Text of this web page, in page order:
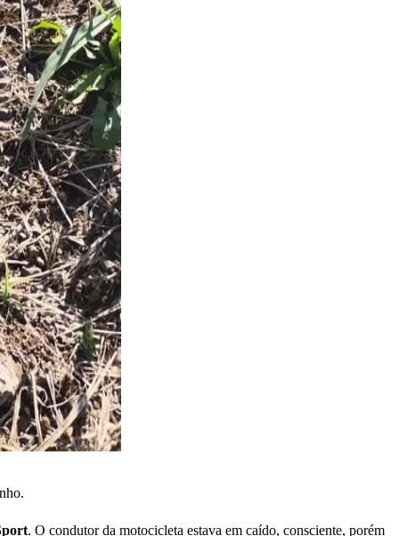
. O condutor da motocicleta estava em caído, consciente, porém